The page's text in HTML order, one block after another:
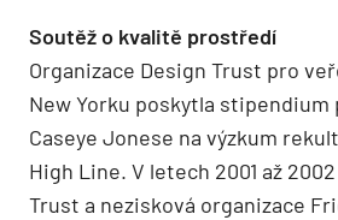
Soutěž o kvalitě prostředí
Organizace Design Trust pro
New Yorku poskytla
Caseye Jonese na výzkum
High Line. V letech 2001 až
Trust a nezisková organizace